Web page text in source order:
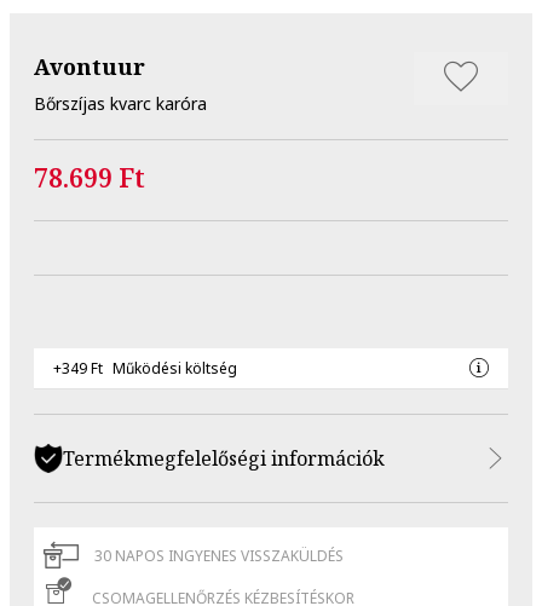
Avontuur
Bőrszíjas kvarc karóra
78.699 Ft
+349 Ft Működési költség
Termékmegfelelőségi információk
30 NAPOS INGYENES VISSZAKÜLDÉS
CSOMAGELLENŐRZÉS KÉZBESÍTÉSKOR